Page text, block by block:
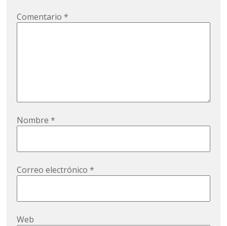
Comentario*
Nombre*
Correo electrónico*
Web